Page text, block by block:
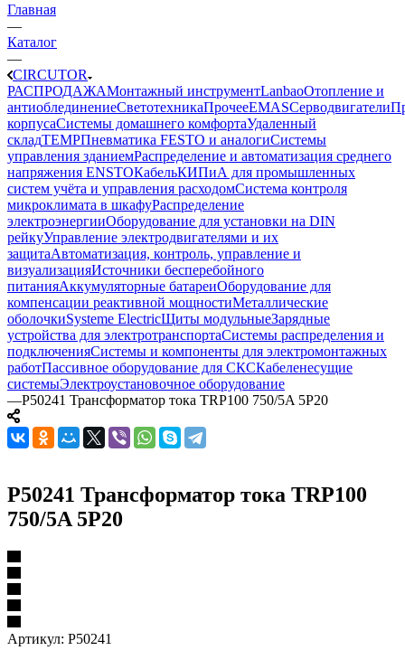
Главная
—
Каталог
—
CIRCUTOR
РАСПРОДАЖАМонтажный инструментLanbaoОтопление и
антиоблединениеСветотехникаПрочееEMASCерводвигатели
корпусаСистемы домашнего комфортаУдаленный
складTEMPПневматика FESTO и аналогиСистемы
управления зданиемРаспределение и автоматизация среднего
напряжения ENSTOКабельКИПиА для промышленных
систем учёта и управления расходомСистема контроля
микроклимата в шкафуРаспределение
электроэнергииОборудование для установки на DIN
рейкуУправление электродвигателями и их
защитаАвтоматизация, контроль, управление и
визуализацияИсточники бесперебойного
питанияАккумуляторные батареиОборудование для
компенсации реактивной мощностиМеталлические
оболочкиSysteme ElectricЩиты модульныеЗарядные
устройства для электротранспортаСистемы распределения и
подключенияСистемы и компоненты для электромонтажных
работПассивное оборудование для СКСКабеленесущие
системыЭлектроустановочное оборудование
—P50241 Трансформатор тока TRP100 750/5A 5P20
P50241 Трансформатор тока TRP100
750/5A 5P20
Артикул: P50241